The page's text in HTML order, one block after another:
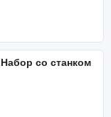
со станком